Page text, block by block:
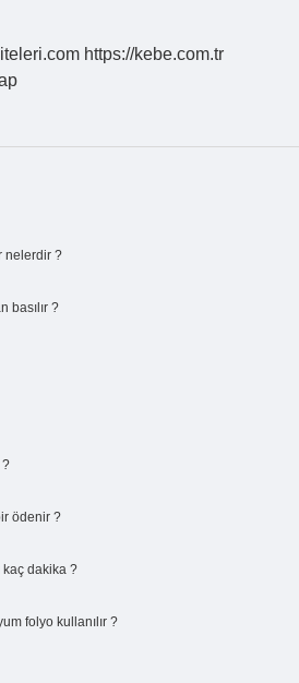
https://kebe.com.tr
nelerdir ?
basılır ?
?
ödenir ?
kaç dakika ?
folyo kullanılır ?